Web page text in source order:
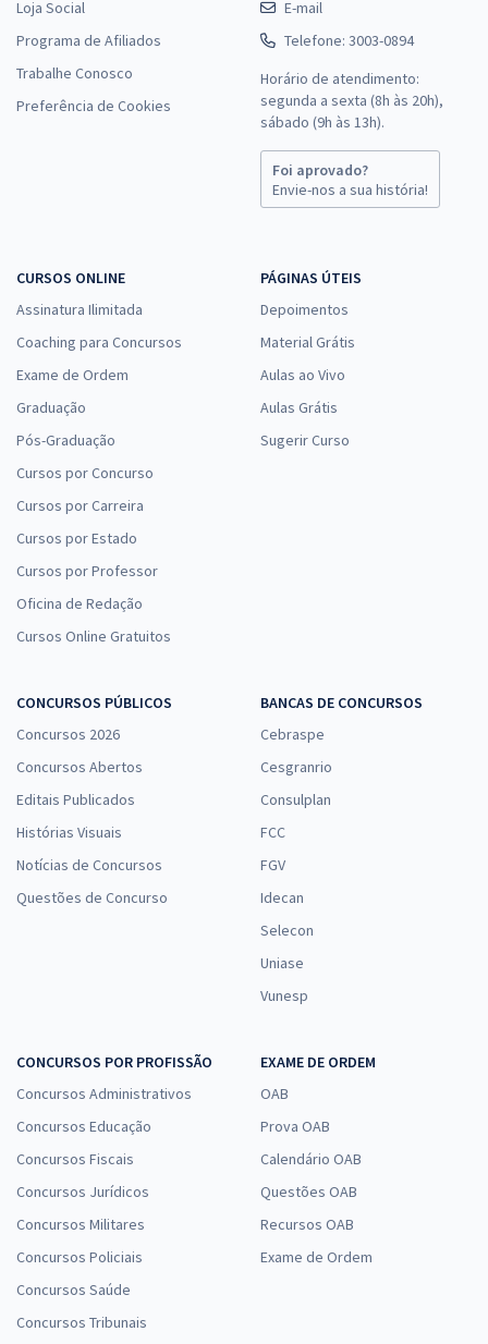
Loja Social
Programa de Afiliados
Trabalhe Conosco
Preferência de Cookies
E-mail
Telefone: 3003-0894
Horário de atendimento:
segunda a sexta (8h às 20h),
sábado (9h às 13h).
Foi aprovado?
Envie-nos a sua história!
CURSOS ONLINE
Assinatura Ilimitada
Coaching para Concursos
Exame de Ordem
Graduação
Pós-Graduação
Cursos por Concurso
Cursos por Carreira
Cursos por Estado
Cursos por Professor
Oficina de Redação
Cursos Online Gratuitos
PÁGINAS ÚTEIS
Depoimentos
Material Grátis
Aulas ao Vivo
Aulas Grátis
Sugerir Curso
CONCURSOS PÚBLICOS
Concursos 2026
Concursos Abertos
Editais Publicados
Histórias Visuais
Notícias de Concursos
Questões de Concurso
BANCAS DE CONCURSOS
Cebraspe
Cesgranrio
Consulplan
FCC
FGV
Idecan
Selecon
Uniase
Vunesp
CONCURSOS POR PROFISSÃO
Concursos Administrativos
Concursos Educação
Concursos Fiscais
Concursos Jurídicos
Concursos Militares
Concursos Policiais
Concursos Saúde
Concursos Tribunais
EXAME DE ORDEM
OAB
Prova OAB
Calendário OAB
Questões OAB
Recursos OAB
Exame de Ordem